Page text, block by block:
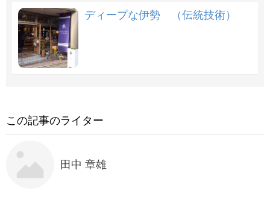
ディープな伊勢 （伝統技術）
この記事のライター
田中 章雄